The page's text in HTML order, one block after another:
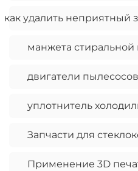
как удалить неприятный
манжета
двигатели пылесосов
уплотнитель
Запчасти для
Применение 3D